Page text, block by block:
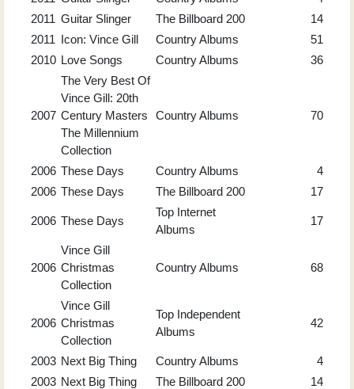
2011 Guitar Slinger The Billboard 200
14
2011 Icon: Vince Gill Country Albums
51
2010 Love Songs Country Albums 36
2007
The Very Best Of
Vince Gill: 20th
Century Masters
The Millennium
Collection
Country Albums 70
2006 These Days Country Albums
4
2006 These Days The Billboard 200 17
2006 These Days
Top Internet
Albums
17
2006
Vince Gill
Christmas
Collection
Country Albums 68
2006
Vince Gill
Christmas
Collection
Top Independent
Albums
42
2003 Next Big Thing Country Albums
4
2003 Next Big Thing The Billboard 200 14